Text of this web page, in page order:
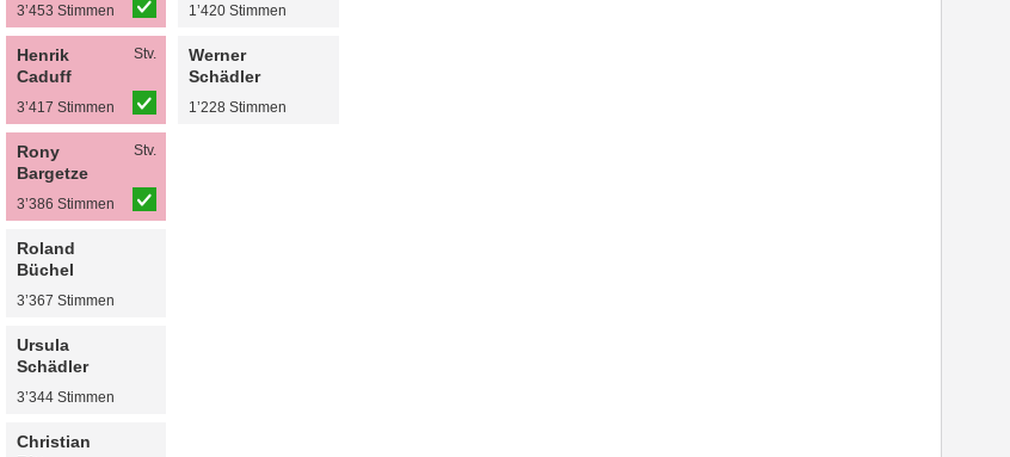
3’453 Stimmen
Henrik
Caduff
Stv.
3’417 Stimmen
Rony
Bargetze
Stv.
3’386 Stimmen
Roland
Büchel
3’367 Stimmen
Ursula
Schädler
3’344 Stimmen
Christian
1’420 Stimmen
Werner
Schädler
1’228 Stimmen